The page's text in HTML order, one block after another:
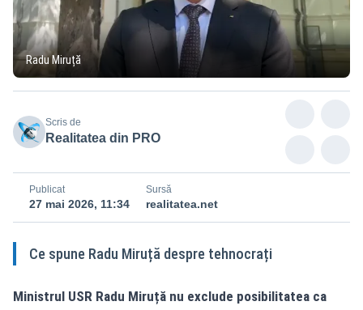
Radu Miruță
Scris de
Realitatea din PRO
Publicat
27 mai 2026, 11:34
Sursă
realitatea.net
Ce spune Radu Miruță despre tehnocrați
Ministrul USR Radu Miruță nu exclude posibilitatea ca